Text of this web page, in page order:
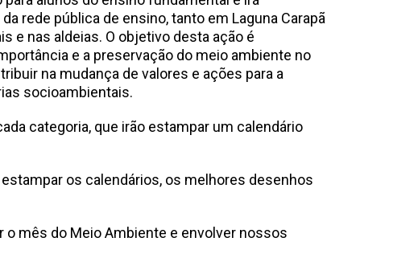
rede pública de ensino, tanto em Laguna Carapã
e nas aldeias. O objetivo desta ação é
e a preservação do meio ambiente no
na mudança de valores e ações para a
socioambientais.
categoria, que irão estampar um calendário
os calendários, os melhores desenhos
mês do Meio Ambiente e envolver nossos